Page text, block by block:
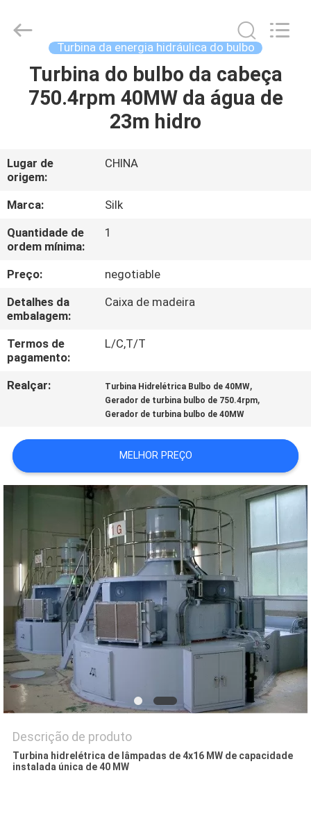
CASA
SOBRE
NÓS
EXCURSÃO
DA
FÁBRICA
CONTROLE
DA
QUALIDADE
CONTACTE-
NOS
NOTÍCIA
PEÇA
UMAS
CITAÇÕES
MAPA
DO
SITE
POLÍTICA
DE
PRIVACIDADE
Management
Services
Turbina da energia hidráulica do bulbo
Turbina do bulbo da cabeça
750.4rpm 40MW da água de
23m hidro
Lugar de
origem:
CHINA
Marca:
Silk
Quantidade de
ordem mínima:
1
Preço:
negotiable
Detalhes da
embalagem:
Caixa de madeira
Termos de
pagamento:
L/C,T/T
Realçar: Turbina Hidrelétrica Bulbo de 40MW,
Gerador de turbina bulbo de 750.4rpm,
Gerador de turbina bulbo de 40MW
MELHOR PREÇO
Descrição de produto
Turbina hidrelétrica de lâmpadas de 4x16 MW de capacidade
instalada única de 40 MW